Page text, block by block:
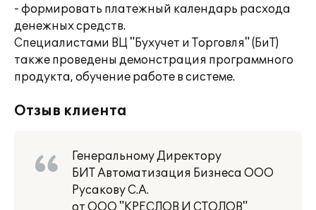
- формировать платежный календарь расхода
денежных средств.
Специалистами ВЦ "Бухучет и Торговля" (БиТ)
также проведены демонстрация программного
продукта, обучение работе в системе.
Отзыв клиента
Генеральному Директору
БИТ Автоматизация Бизнеса ООО
Русакову С.А.
от ООО "КРЕСЛОВ И СТОЛОВ"